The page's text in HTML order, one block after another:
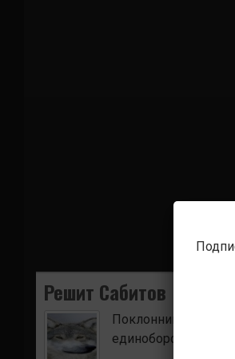
Решит Сабитов
Поклонник боевых
единоборств.